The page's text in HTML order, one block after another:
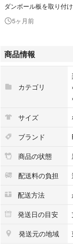
ダンボール板を取り付け
5ヶ月前
商品情報
カテゴリ
›
›
サイズ
ブランド
商品の状態
配送料の負担
配送方法
発送日の目安
発送元の地域